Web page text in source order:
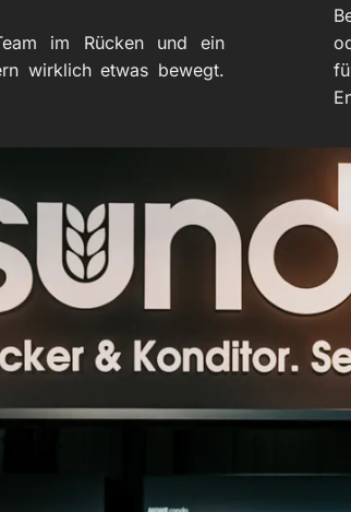
im Rücken und ein
wirklich etwas bewegt.